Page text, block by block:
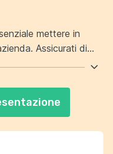
mettere in
Assicurati di
la tua capacità di
Fai capire